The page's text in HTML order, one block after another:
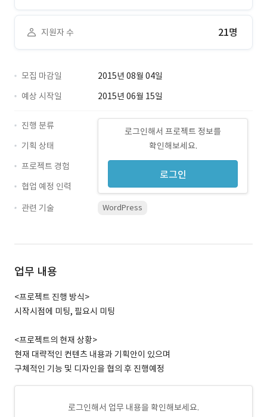
지원자 수 21명
모집 마감일
2015년 08월 04일
예상 시작일
2015년 06월 15일
로그인해서 프로젝트 정보를
확인해보세요.
로그인
진행 분류
기획 상태
프로젝트 경험
협업 예정 인력
관련 기술
WordPress
업무 내용
<프로젝트 진행 방식>
시작시점에 미팅, 필요시 미팅
<프로젝트의 현재 상황>
현재 대략적인 컨텐츠 내용과 기획안이 있으며
구체적인 기능 및 디자인을 협의 후 진행예정
로그인해서 업무 내용을 확인해보세요.